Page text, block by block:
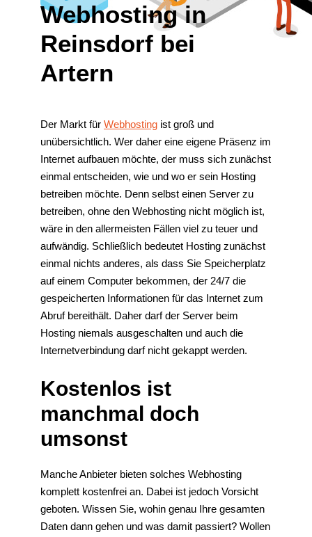
Webhosting in
Reinsdorf bei
Artern
Der Markt für Webhosting ist groß und
unübersichtlich. Wer daher eine eigene Präsenz im
Internet aufbauen möchte, der muss sich zunächst
einmal entscheiden, wie und wo er sein Hosting
betreiben möchte. Denn selbst einen Server zu
betreiben, ohne den Webhosting nicht möglich ist,
wäre in den allermeisten Fällen viel zu teuer und
aufwändig. Schließlich bedeutet Hosting zunächst
einmal nichts anderes, als dass Sie Speicherplatz
auf einem Computer bekommen, der 24/7 die
gespeicherten Informationen für das Internet zum
Abruf bereithält. Daher darf der Server beim
Hosting niemals ausgeschalten und auch die
Internetverbindung darf nicht gekappt werden.
Kostenlos ist
manchmal doch
umsonst
Manche Anbieter bieten solches Webhosting
komplett kostenfrei an. Dabei ist jedoch Vorsicht
geboten. Wissen Sie, wohin genau Ihre gesamten
Daten dann gehen und was damit passiert? Wollen